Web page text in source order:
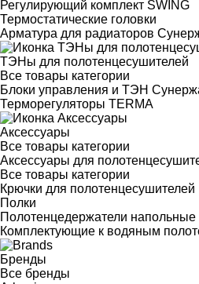
Регулирующий комплект SWING
Термостатические головки
Арматура для радиаторов
ТЭНы для полотенцесушителей
Все товары категории
Блоки управления и ТЭН
Терморегуляторы TERMA
Аксессуары
Все товары категории
Аксессуары для
Все товары категории
Крючки для полотенцесушителей
Полки
Полотенцедержатели напольные
Комплектующие к водяным
Бренды
Все бренды